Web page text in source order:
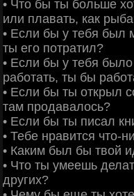
• Что бы ты больше
или плавать, как
• Если бы у тебя был
ты его потратил?
• Если бы у тебя
работать, ты бы
• Если бы ты открыл
там продавалось?
• Если бы ты писал
• Тебе нравится что-
• Каким был бы твой
• Что ты умеешь
других?